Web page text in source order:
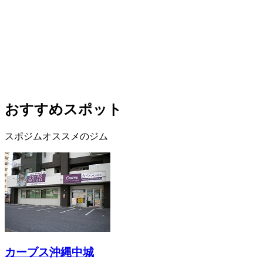
おすすめスポット
スポジムオススメのジム
カーブス沖縄中城